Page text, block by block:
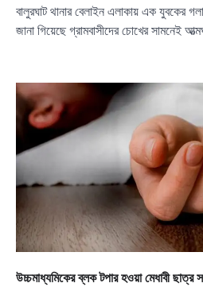
বালুরঘাট থানার বেলাইন এলাকায় এক যুবকের
জানা গিয়েছে গ্রামবাসীদের চোখের সামনেই
উচ্চমাধ্যমিকের ব্লক টপার হওয়া মেধাবী